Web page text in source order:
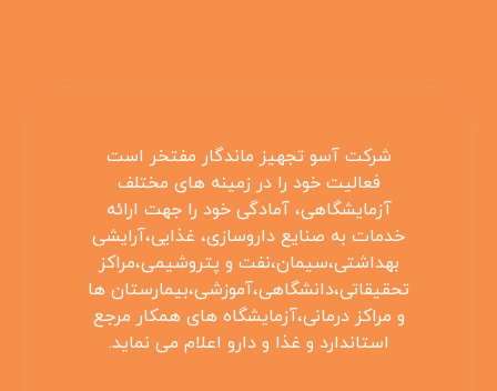
شرکت آسو تجهیز ماندگار مفتخر است
فعالیت خود را در زمینه های مختلف
آزمایشگاهی، آمادگی خود را جهت ارائه
خدمات به صنایع داروسازی، غذایی،آرایشی
بهداشتی،سیمان،نفت و پتروشیمی،مراکز
تحقیقاتی،دانشگاهی،آموزشی،بیمارستان ها
و مراکز درمانی،آزمایشگاه های همکار مرجع
استاندارد و غذا و دارو اعلام می نماید.